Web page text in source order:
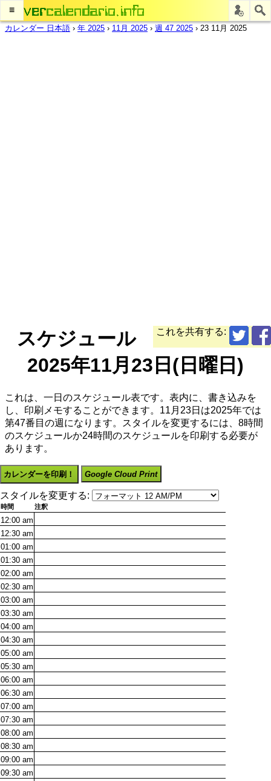
≡
カレンダー 日本語 › 年 2025 › 11月 2025 › 週 47 2025 › 23 11月 2025
これを共有する:
スケジュール
2025年11月23日(日曜日)
これは、一日のスケジュール表です。表内に、書き込みを
し、印刷メモすることができます。11月23日は2025年では
第47番目の週になります。スタイルを変更するには、8時間
のスケジュールか24時間のスケジュールを印刷する必要が
あります。
カレンダーを印刷！ Google Cloud Print
スタイルを変更する:
時間 注釈
12:00 am
12:30 am
01:00 am
01:30 am
02:00 am
02:30 am
03:00 am
03:30 am
04:00 am
04:30 am
05:00 am
05:30 am
06:00 am
06:30 am
07:00 am
07:30 am
08:00 am
08:30 am
09:00 am
09:30 am